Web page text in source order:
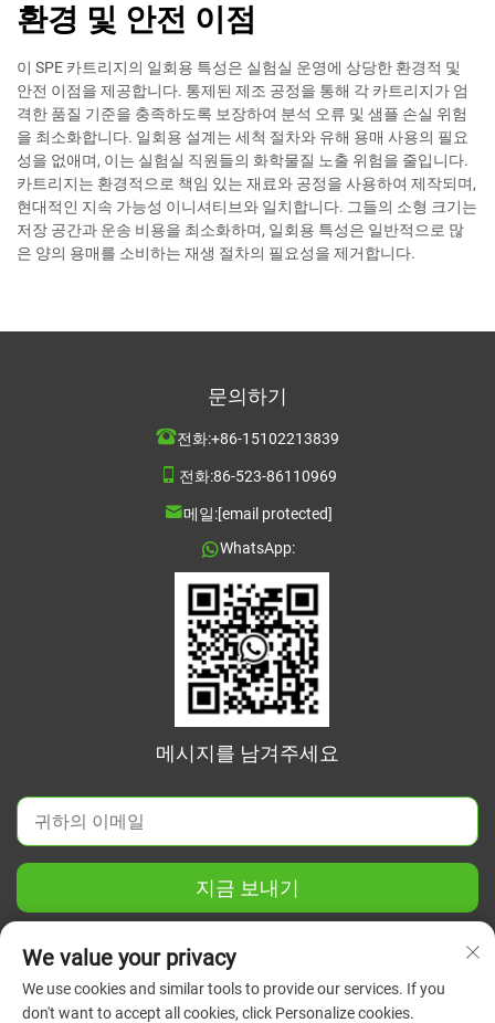
환경 및 안전 이점
이 SPE 카트리지의 일회용 특성은 실험실 운영에 상당한 환경적 및
안전 이점을 제공합니다. 통제된 제조 공정을 통해 각 카트리지가 엄
격한 품질 기준을 충족하도록 보장하여 분석 오류 및 샘플 손실 위험
을 최소화합니다. 일회용 설계는 세척 절차와 유해 용매 사용의 필요
성을 없애며, 이는 실험실 직원들의 화학물질 노출 위험을 줄입니다.
카트리지는 환경적으로 책임 있는 재료와 공정을 사용하여 제작되며,
현대적인 지속 가능성 이니셔티브와 일치합니다. 그들의 소형 크기는
저장 공간과 운송 비용을 최소화하며, 일회용 특성은 일반적으로 많
은 양의 용매를 소비하는 재생 절차의 필요성을 제거합니다.
문의하기
전화:+86-15102213839
전화:86-523-86110969
메일:[email protected]
WhatsApp:
메시지를 남겨주세요
지금 보내기
We value your privacy
We use cookies and similar tools to provide our services. If you
don't want to accept all cookies, click Personalize cookies.